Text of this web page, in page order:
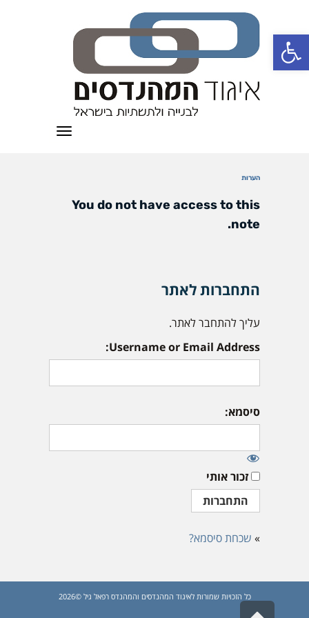
פתח סרגל נגישות
תפריט
הערות
You do not have access to this
note.
התחברות לאתר
עליך להתחבר לאתר.
Username or Email Address:
סיסמא:
זכור אותי
» שכחת סיסמא?
כל הזכויות שמורות לאיגוד המהנדסים והמהנדס רפאל גיל ©2026